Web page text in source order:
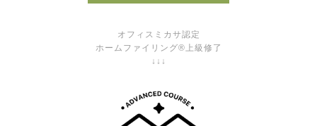
オフィスミカサ認定
ホームファイリング®上級修了
↓↓↓